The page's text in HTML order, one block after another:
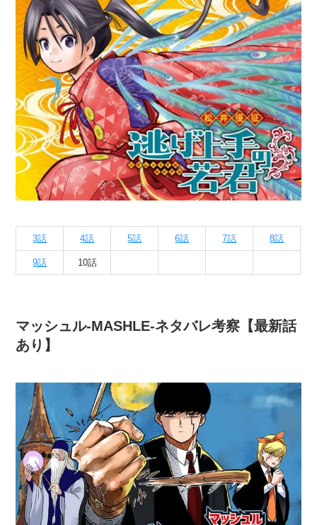
3話 4話 5話 6話 7話 8話
9話 10話
マッシュル-MASHLE-ネタバレ考察【最新話
あり】